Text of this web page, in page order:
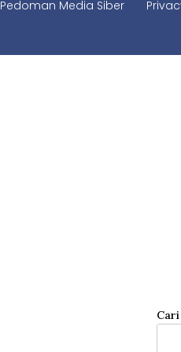
Pedoman Media Siber
Cari